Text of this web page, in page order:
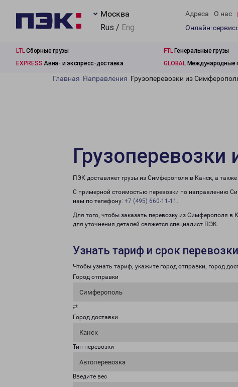
Москва
Rus / Eng
Адреса О нас
Онлайн-
LTLСборные грузы FTLГенеральные грузы
EXPRESS Авиа- и экспресс-доставка GLOBALМеждународные
Главная Направления Грузоперевозки из
ПЭК доставляет грузы из Симферополя в Канск, а
С примерной стоимостью перевозки по направлению
нам по телефону: +7 (495) 660-11-11 .
Для того, чтобы заказать перевозку из Симферополя в
для уточнения деталей свяжется специалист ПЭК.
Узнать тариф и срок перевозки
Чтобы узнать тариф, укажите город отправки, город
Город отправки
Симферополь
⇄
Город доставки
Канск
Тип перевозки
Автоперевозка
Введите вес